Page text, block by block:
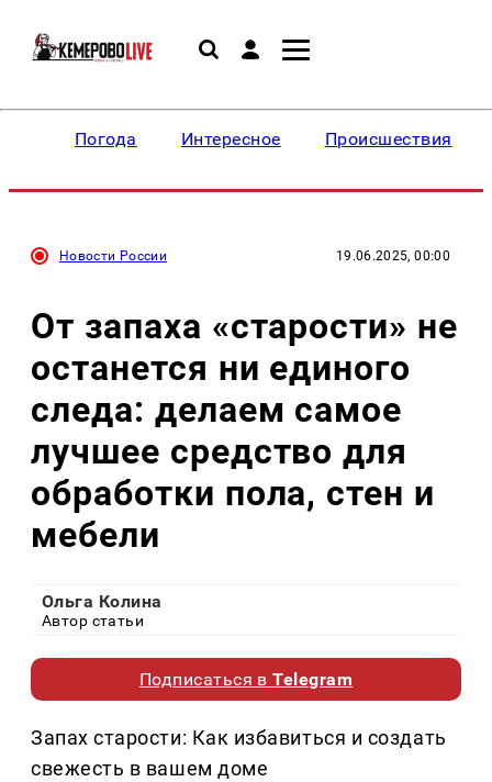
Погода Интересное Происшествия
Новости России 19.06.2025, 00:00
От запаха «старости» не
останется ни единого
следа: делаем самое
лучшее средство для
обработки пола, стен и
мебели
Ольга Колина
Автор статьи
Подписаться вTelegram
Запах старости: Как избавиться и создать
свежесть в вашем доме